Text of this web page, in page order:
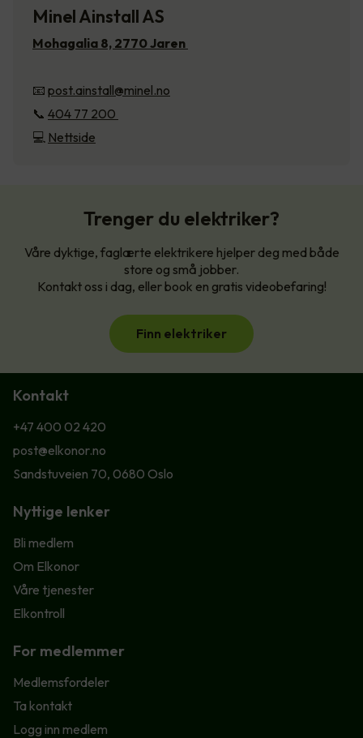
Minel Ainstall AS
Mohagalia 8, 2770 Jaren
📧 post.ainstall@minel.no
📞 404 77 200
💻 Nettside
Trenger du elektriker?
Våre dyktige, faglærte elektrikere hjelper deg med både
store og små jobber.
Kontakt oss i dag, eller book en gratis videobefaring!
Finn elektriker
Kontakt
+47 400 02 420
post@elkonor.no
Sandstuveien 70, 0680 Oslo
Nyttige lenker
Bli medlem
Om Elkonor
Våre tjenester
Elkontroll
For medlemmer
Medlemsfordeler
Ta kontakt
Logg inn medlem